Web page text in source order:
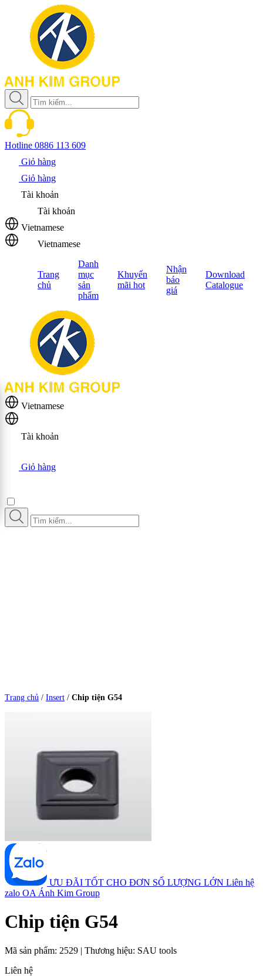
Hotline 0886 113 609
Giỏ hàng
Giỏ hàng
Tài khoản
Tài khoản
Vietnamese
Vietnamese
Trang
chủ
Danh
mục
sản
phẩm
Khuyến
mãi hot
Nhận
báo
giá
Download
Catalogue
Vietnamese
Tài khoản
Giỏ hàng
Trang chủ / Insert / Chip tiện G54
ƯU ĐÃI TỐT CHO ĐƠN SỐ LƯỢNG LỚN Liên hệ
zalo OA Ánh Kim Group
Chip tiện G54
Mã sản phẩm: 2529 | Thương hiệu: SAU tools
Liên hệ